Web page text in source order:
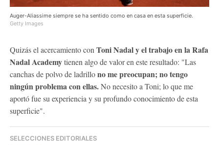
Auger-Aliassime siempre se ha sentido como en casa en esta superficie.
Getty Images
Quizás el acercamiento con Toni Nadal y el trabajo en la Rafa
Nadal Academytienen algo de valor en este resultado: "Las
canchas de polvo de ladrillono me preocupan; no tengo
ningún problema con ellas.No necesito a Toni; lo que me
aportó fue su experiencia y su profundo conocimiento de esta
superficie".
SELECCIONES EDITORIALES